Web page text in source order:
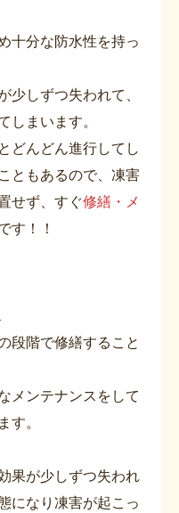
十分な防水性を持っ
少しずつ失われて、
しまいます。
どんどん進行してし
ともあるので、凍害
せず、すぐ修繕・メ
す！！
段階で修繕すること
メンテナンスをして
す。
果が少しずつ失われ
になり凍害が起こっ